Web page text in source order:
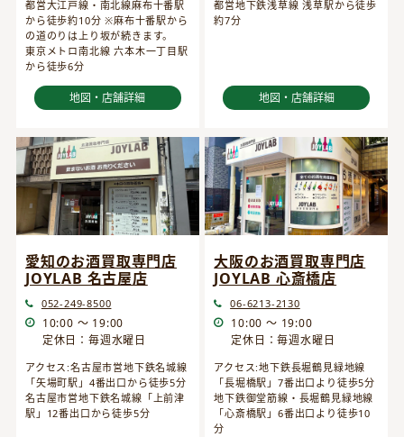
都営大江戸線・南北線麻布十番駅
から徒歩約10分 ※麻布十番駅から
の道のりは上り坂が続きます。
東京メトロ南北線 六本木一丁目駅
から徒歩6分
地図・店舗詳細
都営地下鉄浅草線 浅草駅から徒歩
約7分
地図・店舗詳細
愛知のお酒買取専門店
JOYLAB 名古屋店
052-249-8500
10:00 ～ 19:00
定休日：毎週水曜日
アクセス:名古屋市営地下鉄名城線
「矢場町駅」4番出口から徒歩5分
名古屋市営地下鉄名城線「上前津
駅」12番出口から徒歩5分
大阪のお酒買取専門店
JOYLAB 心斎橋店
06-6213-2130
10:00 ～ 19:00
定休日：毎週水曜日
アクセス:地下鉄長堀鶴見緑地線
「長堀橋駅」7番出口より徒歩5分
地下鉄御堂筋線・長堀鶴見緑地線
「心斎橋駅」6番出口より徒歩10
分